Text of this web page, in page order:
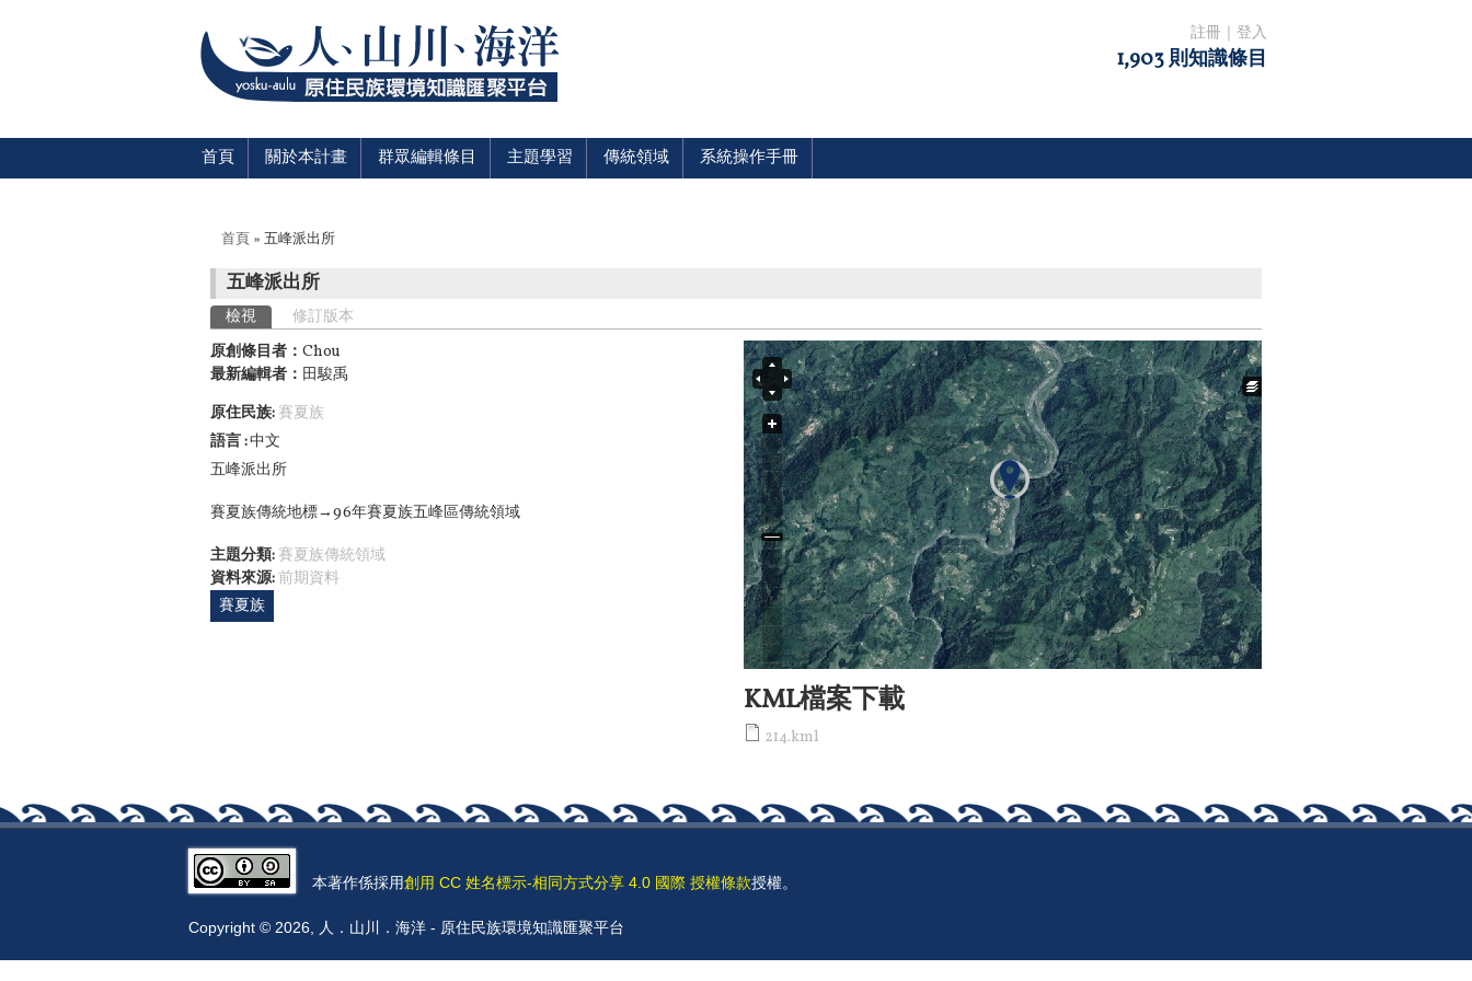
註冊 登入
1,903 則知識條目
首頁 關於本計畫 群眾編輯條目 主題學習 傳統領域 系統操作手冊
您在這裡
首頁 » 五峰派出所
五峰派出所
主要索引標籤
檢視 (作用中頁籤)
修訂版本
原創條目者： Chou
最新編輯者： 田駿禹
原住民族: 賽夏族
語言 中文
五峰派出所
賽夏族傳統地標→96年賽夏族五峰區傳統領域
主題分類: 賽夏族傳統領域
資料來源:前期資料
賽夏族
KML檔案下載
214.kml
本著作係採用創用 CC 姓名標示-相同方式分享 4.0 國際 授權條款授權。
Copyright © 2026, 人．山川．海洋 - 原住民族環境知識匯聚平台